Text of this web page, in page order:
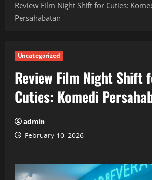
Review Film Night Shift for Cuties:
Persahabatan
Uncategorized
Review Film Night Shift
Cuties: Komedi
admin
February 10, 2026